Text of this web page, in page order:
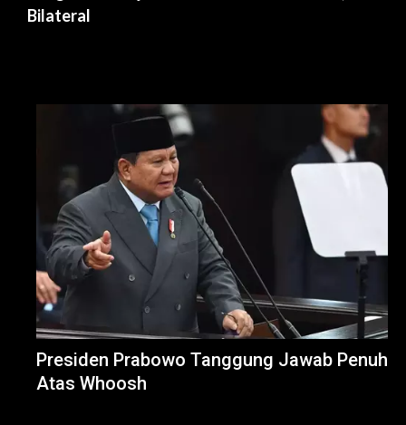
Bilateral
Presiden Prabowo Tanggung Jawab Penuh
Atas Whoosh